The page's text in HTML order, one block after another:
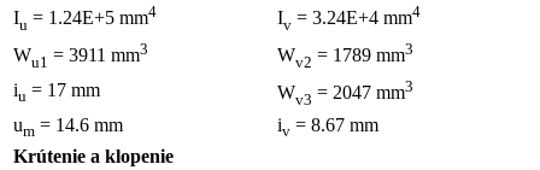
Iu = 1.24E+5 mm4 Iv = 3.24E+4 mm4
Wu1 = 3911 mm3 Wv2 = 1789 mm3
iu = 17 mm Wv3 = 2047 mm3
um = 14.6 mm iv = 8.67 mm
Krútenie a klopenie